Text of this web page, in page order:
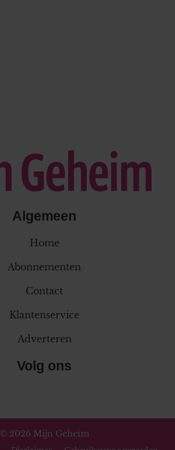
Algemeen
Home
Abonnementen
Contact
Klantenservice
Adverteren
Volg ons
© 2026 Mijn Geheim